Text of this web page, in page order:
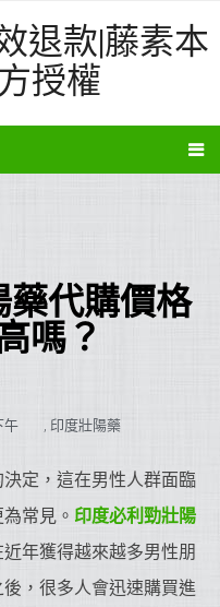
退款|藤素本
授權
藥代購價格
嗎？
午 , 印度壯陽藥
定，這在男性人群面臨
常見。 印度必利勁壯陽
年獲得越來越多男性朋
，很多人會迅速購買進